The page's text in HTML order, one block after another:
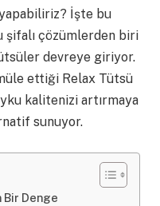
İşte bu
şifalı çözümlerden biri
devreye giriyor.
ettiği Relax Tütsü
kalitenizi artırmaya
sunuyor.
Bir Denge